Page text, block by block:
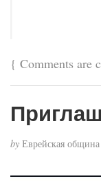
{ Comments are
by Еврейская община